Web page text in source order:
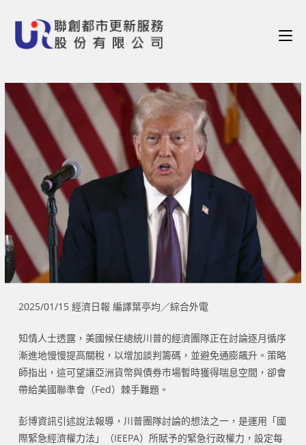
2025/01/15 經濟日報 編譯葉亭均／綜合外電
知情人士透露，美國候任總統川普的經濟團隊正在討論逐月循序
漸進地慢慢提高關稅，以增加談判籌碼，並避免通膨飆升。策略
師指出，這可望讓亞洲貨幣與債券市場暫時獲得喘息空間，卻會
帶給美國聯準會（Fed）棘手難題。
彭博資訊引述說法報導，川普團隊討論的想法之一，是運用「國
際緊急經濟權力法」（IEEPA）所賦予的緊急行政權力，設定每